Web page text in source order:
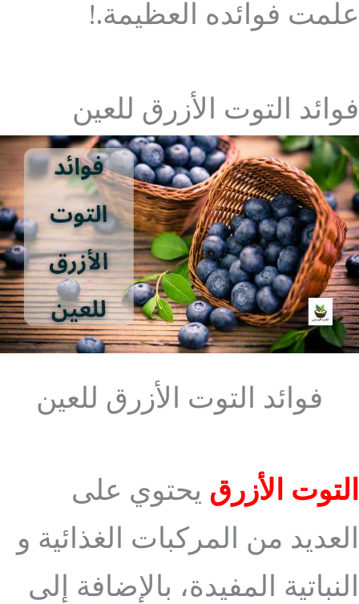
علمت فوائده العظيمة.!
فوائد التوت الأزرق للعين
فوائد التوت الأزرق للعين
التوت الأزرق يحتوي على
العديد من المركبات الغذائية و
النباتية المفيدة، بالإضافة إلى